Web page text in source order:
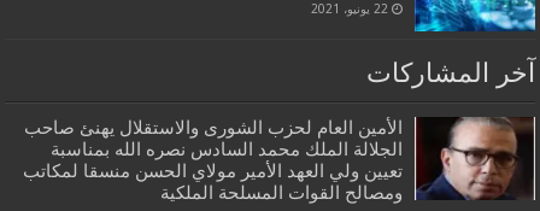
22 يونيو، 2021
آخر المشاركات
الأمين العام لحزب الشورى والاستقلال يهنئ صاحب
الجلالة الملك محمد السادس نصره الله بمناسبة
تعيين ولي العهد الأمير مولاي الحسن منسقا لمكاتب
ومصالح القوات المسلحة الملكية